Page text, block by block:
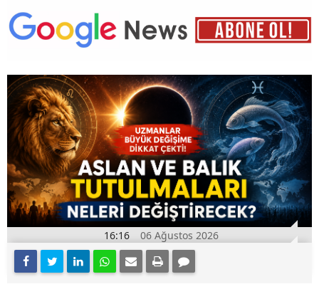
16:16 06 Ağustos 2026